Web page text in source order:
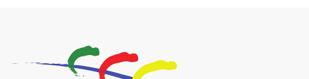
2026-07-23
猛龍長跑隊恆常練習 - 7月23日
（19:00開始）